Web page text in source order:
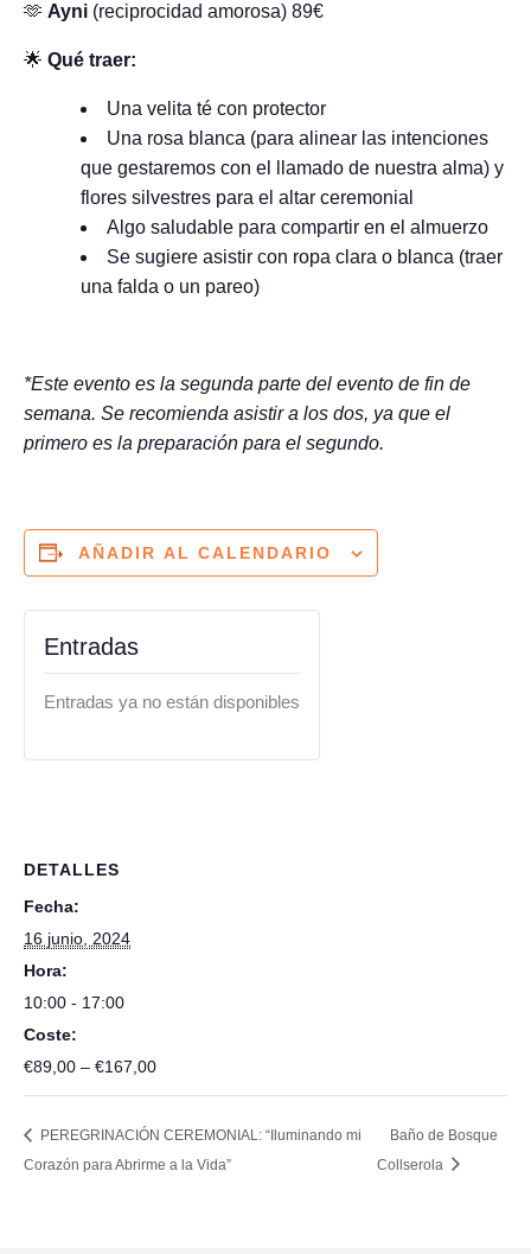
🫶 Ayni (reciprocidad amorosa) 89€
🌟 Qué traer:
Una velita té con protector
Una rosa blanca (para alinear las intenciones
que gestaremos con el llamado de nuestra alma) y
flores silvestres para el altar ceremonial
Algo saludable para compartir en el almuerzo
Se sugiere asistir con ropa clara o blanca (traer
una falda o un pareo)
*Este evento es la segunda parte del evento de fin de
semana. Se recomienda asistir a los dos, ya que el
primero es la preparación para el segundo.
AÑADIR AL CALENDARIO
DETALLES
Fecha:
16 junio, 2024
Hora:
10:00 - 17:00
Coste:
€89,00 – €167,00
Entradas
Entradas ya no están disponibles
PEREGRINACIÓN CEREMONIAL: “Iluminando mi
Corazón para Abrirme a la Vida”
Baño de Bosque
Collserola